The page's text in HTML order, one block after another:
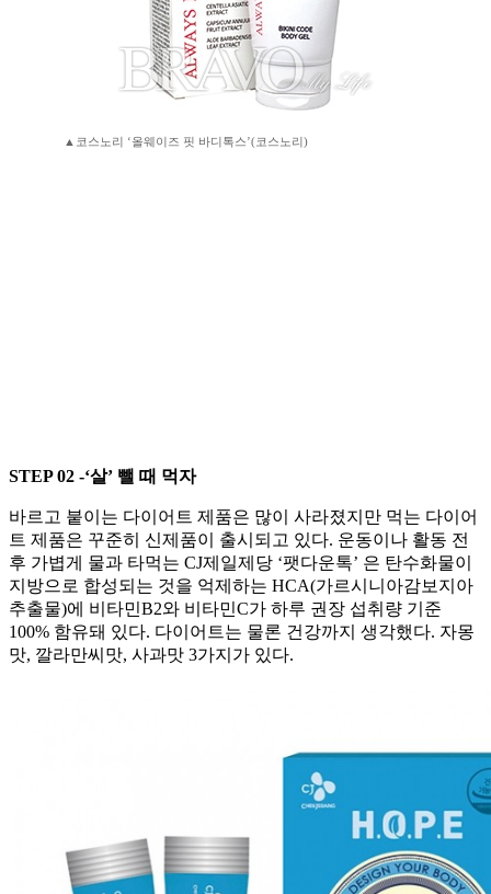
▲코스노리 ‘올웨이즈 핏 바디톡스’(코스노리)
STEP 02 -‘살’ 뺄 때 먹자
바르고 붙이는 다이어트 제품은 많이 사라졌지만 먹는 다이어
트 제품은 꾸준히 신제품이 출시되고 있다. 운동이나 활동 전
후 가볍게 물과 타먹는 CJ제일제당 ‘팻다운톡’ 은 탄수화물이
지방으로 합성되는 것을 억제하는 HCA(가르시니아감보지아
추출물)에 비타민B2와 비타민C가 하루 권장 섭취량 기준
100% 함유돼 있다. 다이어트는 물론 건강까지 생각했다. 자몽
맛, 깔라만씨맛, 사과맛 3가지가 있다.